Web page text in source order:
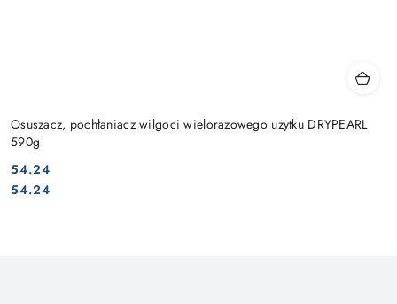
Osuszacz, pochłaniacz wilgoci wielorazowego użytku DRYPEARL
590g
Cena:
54.24
Cena:
54.24